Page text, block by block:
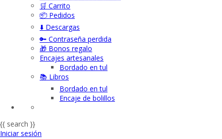
🛒 Carrito
📦 Pedidos
⬇️ Descargas
🔑 Contraseña perdida
🎁 Bonos regalo
Encajes artesanales
Bordado en tul
📚 Libros
Bordado en tul
Encaje de bolillos
{{ search }}
Iniciar sesión